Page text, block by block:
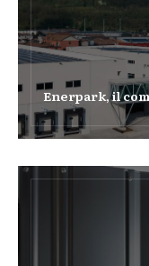
Enerpark, il